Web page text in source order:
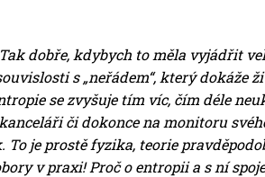
dobře, kdybych to měla vyjádřit
s „neřádem“, který dokáže
se zvyšuje tím víc, čím déle
či dokonce na monitoru
To je prostě fyzika, teorie
v praxi! Proč o entropii a s ní